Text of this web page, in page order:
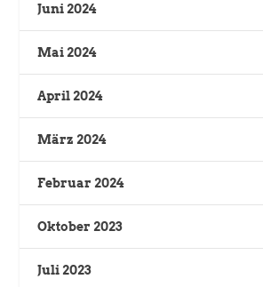
Juni 2024
Mai 2024
April 2024
März 2024
Februar 2024
Oktober 2023
Juli 2023